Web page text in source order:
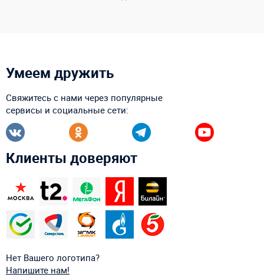
Умеем дружить
Свяжитесь с нами через популярные
сервисы и социальные сети:
Клиенты доверяют
Нет Вашего логотипа?
Напишите нам!